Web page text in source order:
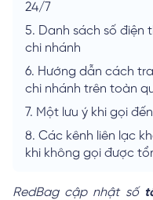
24/7
5. Danh sách số điện
chi nhánh
6. Hướng dẫn cách
chi nhánh trên toàn
7. Một lưu ý khi gọi
8. Các kênh liên lạc
khi không gọi được
RedBag cập nhật số